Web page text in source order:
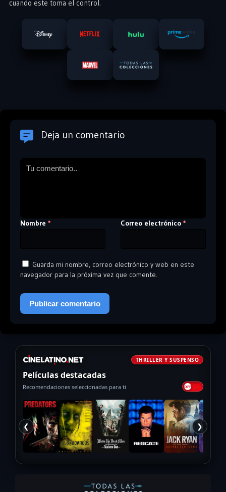
cuando este toma el control.
Deja un comentario
Nombre * Correo electrónico *
Guarda mi nombre, correo electrónico y web en este
navegador para la próxima vez que comente.
THRILLER Y SUSPENSO
Películas destacadas
Recomendaciones seleccionadas para ti
❮ ❯